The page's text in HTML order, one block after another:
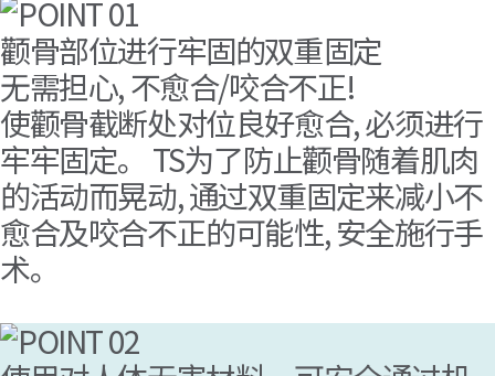
颧骨部位进行牢固的双重固定
无需担心, 不愈合/咬合不正!
使颧骨截断处对位良好愈合, 必须进行
牢牢固定。 TS为了防止颧骨随着肌肉
的活动而晃动, 通过双重固定来减小不
愈合及咬合不正的可能性, 安全施行手
术。
钢丝 - 由于良好的牵引力, 不会出现骨